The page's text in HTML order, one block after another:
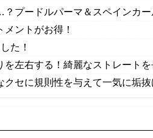
プードルパーマ＆スペインカ
ントがお得！
た！
左右する！綺麗なストレート
クセに規則性を与えて一気に垢